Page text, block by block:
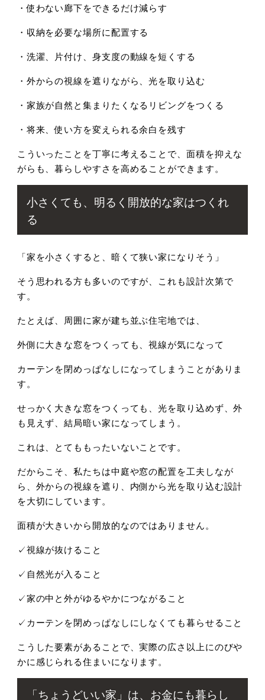
・使わない廊下をできるだけ減らす
・収納を必要な場所に配置する
・洗濯、片付け、身支度の動線を短くする
・外からの視線を遮りながら、光を取り込む
・家族が自然と集まりたくなるリビングをつくる
・将来、使い方を変えられる余白を残す
こういったことを丁寧に考えることで、面積を抑えな
がらも、暮らしやすさを高めることができます。
小さくても、明るく開放的な家はつくれ
る
「家を小さくすると、暗くて狭い家になりそう」
そう思われる方も多いのですが、これも設計次第で
す。
たとえば、周囲に家が建ち並ぶ住宅地では、
外側に大きな窓をつくっても、視線が気になって
カーテンを閉めっぱなしになってしまうことがありま
す。
せっかく大きな窓をつくっても、光を取り込めず、外
も見えず、結局暗い家になってしまう。
これは、とてももったいないことです。
だからこそ、私たちは中庭や窓の配置を工夫しなが
ら、外からの視線を遮り、内側から光を取り込む設計
を大切にしています。
面積が大きいから開放的なのではありません。
✓視線が抜けること
✓自然光が入ること
✓家の中と外がゆるやかにつながること
✓カーテンを閉めっぱなしにしなくても暮らせること
こうした要素があることで、実際の広さ以上にのびや
かに感じられる住まいになります。
「ちょうどいい家」は、お金にも暮らし